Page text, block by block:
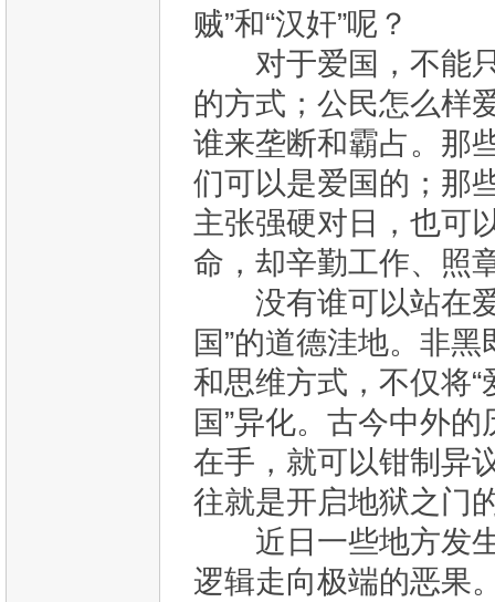
贼”和“汉奸”呢？
对于爱国，不能只
的方式；公民怎么样
谁来垄断和霸占。那
们可以是爱国的；那
主张强硬对日，也可
命，却辛勤工作、
没有谁可以站在爱
国”的道德洼地。非
和思维方式，不仅将“
国”异化。古今中外
在手，就可以钳制异
往就是开启地狱之门
近日一些地方发生
逻辑走向极端的恶果